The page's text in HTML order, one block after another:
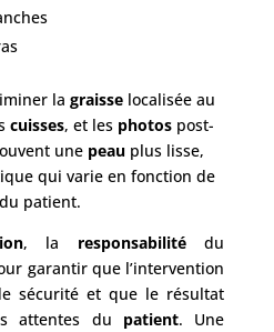
la graisselocalisée au
cuisses, et les photospost-
une peauplus lisse,
qui varie en fonction de
patient.
, la responsabilitédu
garantir que l’intervention
sécurité et que le résultat
attentes du patient. Une